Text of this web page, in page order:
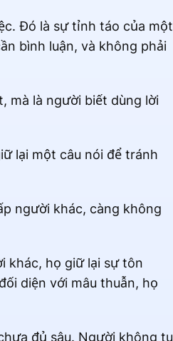
Đó là sự tỉnh táo của một
bình luận, và không phải
mà là người biết dùng lời
lại một câu nói để tránh
người khác, càng không
khác, họ giữ lại sự tôn
diện với mâu thuẫn, họ
đủ sâu. Người không tu